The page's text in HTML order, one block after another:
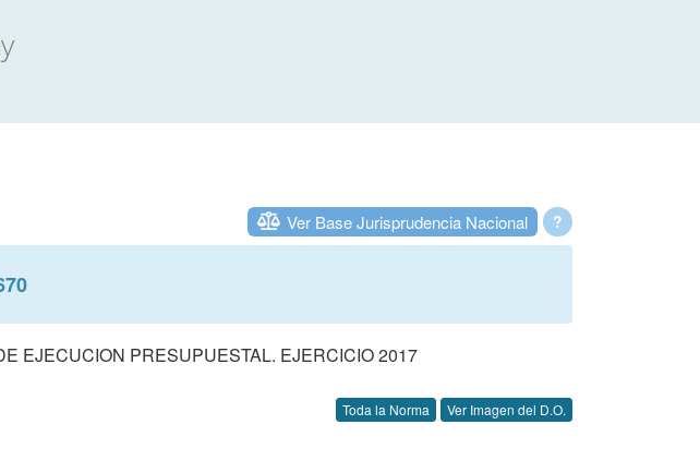
?
Ver Base Jurisprudencia Nacional
EJECUCION PRESUPUESTAL. EJERCICIO 2017
Toda la Norma Ver Imagen del D.O.